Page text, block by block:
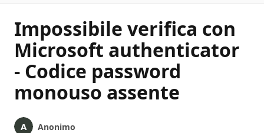
Impossibile verifica con
Microsoft authenticator
- Codice password
monouso assente
Anonimo